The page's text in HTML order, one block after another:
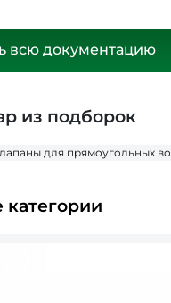
всю документацию
из подборок
для прямоугольных